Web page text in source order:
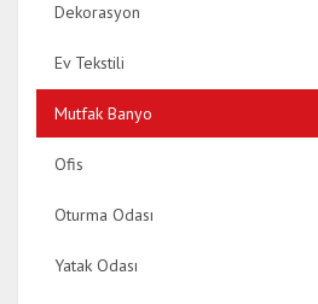
Dekorasyon
Ev Tekstili
Mutfak Banyo
Ofis
Oturma Odası
Yatak Odası